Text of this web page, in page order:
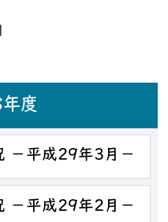
度
－平成29年3月－
－平成29年2月－